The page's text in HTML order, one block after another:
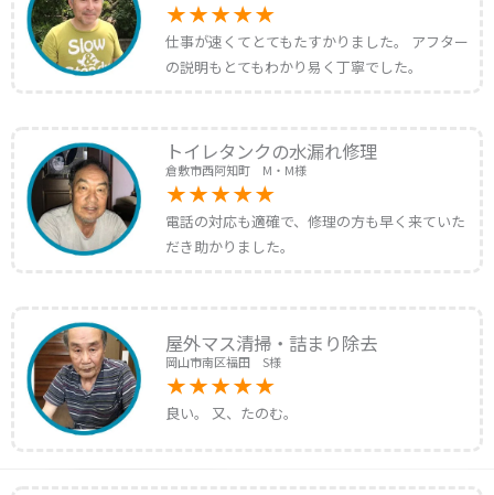
仕事が速くてとてもたすかりました。 アフター
の説明もとてもわかり易く丁寧でした。
トイレタンクの水漏れ修理
倉敷市西阿知町 M・M様
電話の対応も適確で、修理の方も早く来ていた
だき助かりました。
屋外マス清掃・詰まり除去
岡山市南区福田 S様
良い。 又、たのむ。